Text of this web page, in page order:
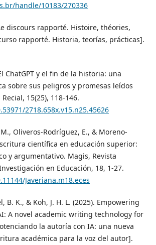
handle/10183/270336
discours rapporté. Histoire, théories,
rapporté. Historia, teorías, prácticas].
ChatGPT y el fin de la historia: una
sobre sus peligros y promesas leídos
15(25), 118-146.
2718.658x.v15.n25.45626
Oliveros-Rodríguez, E., & Moreno-
científica en educación superior:
y argumentativo. Magis, Revista
en Educación, 18, 1-27.
Javeriana.m18.eces
B. K., & Koh, J. H. L. (2025). Empowering
A novel academic writing technology for
la autoría con IA: una nueva
académica para la voz del autor].